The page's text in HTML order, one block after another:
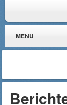
MENU